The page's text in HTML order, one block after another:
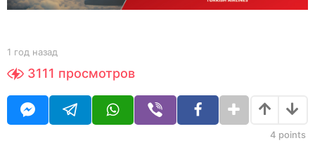
д
b
Y
1 год назад
о
3111 просмотров
4 points